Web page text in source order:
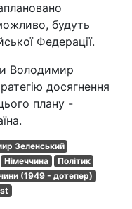
будуть
Федерації.
Володимир
досягнення
плану -
Зеленський
Німеччина
Політик
(1949 - дотепер)